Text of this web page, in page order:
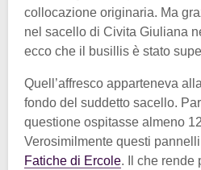
collocazione originaria. Ma
nel sacello di Civita Giuliana
ecco che il busillis è stato
Quell’affresco apparteneva
fondo del suddetto sacello.
questione ospitasse almeno
Verosimilmente questi
Fatiche di Ercole. Il che rende